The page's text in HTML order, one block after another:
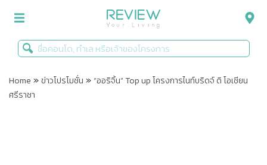
รีวิวคอนโด
Home »ข่าวโปรโมชั่น »“ออริจิ้น” Top up โครงการไนท์บริดจ์ ดิ โอเชียน
ศรีราชา